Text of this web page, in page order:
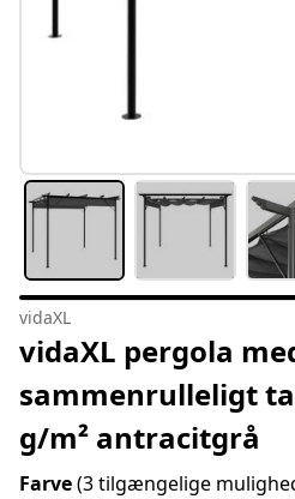
vidaXL
vidaXL pergola
sammenrulleligt
g/m² antracitgrå
Farve(3 tilgængelige